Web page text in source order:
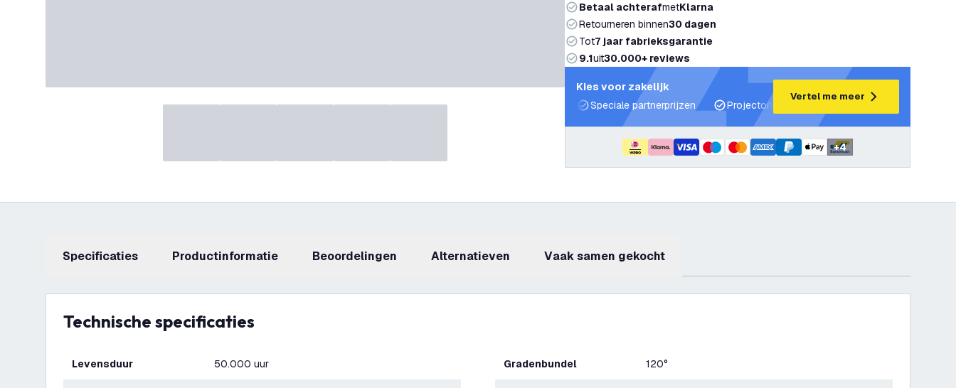
Betaal achterafmetKlarna
Retourneren binnen30 dagen
Tot7 jaar fabrieksgarantie
9.1uit30.000+ reviews
Kies voor zakelijk
Speciale partnerprijzen
Projectondersteuning en lichtplannen
Vertel me meer
+4
Specificaties productinformatie beoordelingen Alternatieven Vaak samen gekocht
Technische specificaties
Levensduur 50.000 uur Gradenbundel 120°